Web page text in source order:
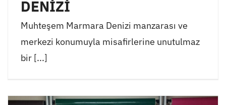
DENİZİ
Muhteşem Marmara Denizi manzarası ve
merkezi konumuyla misafirlerine unutulmaz
bir [...]